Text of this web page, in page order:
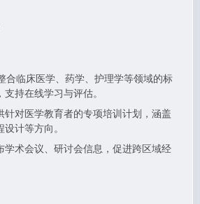
合临床医学、药学、护理学等领域的标
持在线学习与评估。
针对医学教育者的专项培训计划，涵盖
计等方向。
学术会议、研讨会信息，促进跨区域经